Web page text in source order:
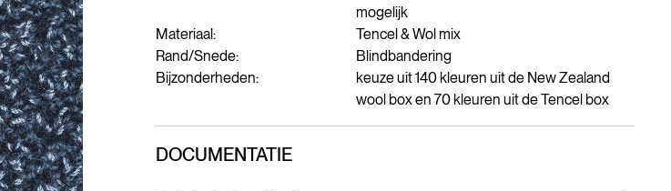
mogelijk
Materiaal:
Tencel & Wol mix
Rand/Snede:
Blindbandering
Bijzonderheden:
keuze uit 140 kleuren uit de New Zealand
wool box en 70 kleuren uit de Tencel box
DOCUMENTATIE